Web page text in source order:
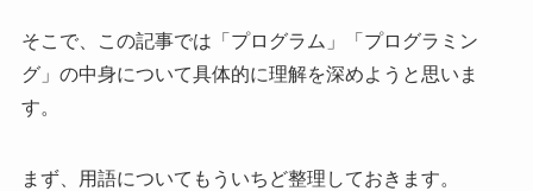
そこで、この記事では「プログラム」「プログラミン
グ」の中身について具体的に理解を深めようと思いま
す。
まず、用語についてもういちど整理しておきます。